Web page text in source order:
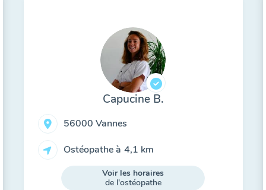
Capucine B.
56000 Vannes
Ostéopathe à 4,1 km
Voir les horaires
de l'ostéopathe